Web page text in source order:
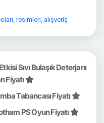
, resimleri, alışveriş
Sıvı Bulaşık Deterjanı
Fiyatı
Tabancası Fiyatı
PS Oyun Fiyatı